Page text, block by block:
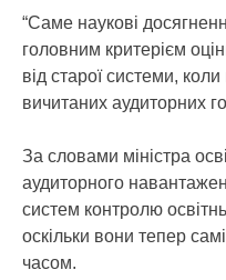
“Саме наукові
головним критерієм
від старої системи,
вичитаних аудиторних
За словами міністра
аудиторного
систем контролю
оскільки вони тепер
часом.